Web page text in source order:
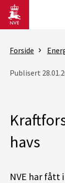
Gå til hovedinnhold
Forside
Publisert
havs
NVE har fått